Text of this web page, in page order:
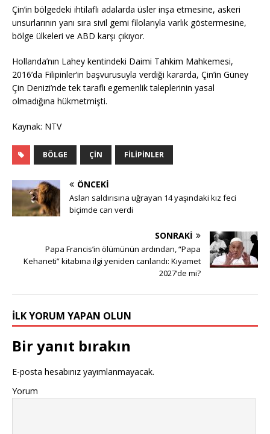
Çin’in bölgedeki ihtilaflı adalarda üsler inşa etmesine, askeri
unsurlarının yanı sıra sivil gemi filolarıyla varlık göstermesine,
bölge ülkeleri ve ABD karşı çıkıyor.
Hollanda’nın Lahey kentindeki Daimi Tahkim Mahkemesi,
2016’da Filipinler’in başvurusuyla verdiği kararda, Çin’in Güney
Çin Denizi’nde tek taraflı egemenlik taleplerinin yasal
olmadığına hükmetmişti.
Kaynak: NTV
BÖLGE ÇIN FILIPINLER
ÖNCEKI
Aslan saldırısına uğrayan 14 yaşındaki kız feci
biçimde can verdi
SONRAKI
Papa Francis’in ölümünün ardından, “Papa
Kehaneti” kitabına ilgi yeniden canlandı: Kıyamet
2027’de mi?
İLK YORUM YAPAN OLUN
Bir yanıt bırakın
E-posta hesabınız yayımlanmayacak.
Yorum